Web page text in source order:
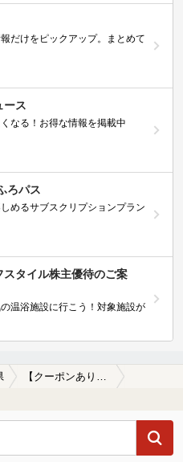
だけをピックアップ。まとめて
ース
なる！お得な情報を掲載中
ろパス
めるサブスクリプションプラン
スタイル株主優待のご案
温浴施設に行こう！対象施設が